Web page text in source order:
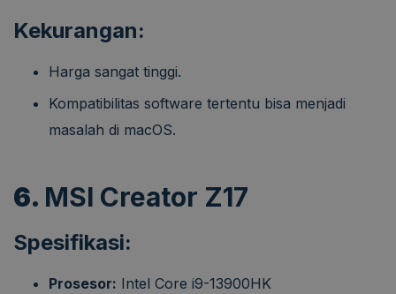
Kekurangan:
Harga sangat tinggi.
Kompatibilitas software tertentu bisa menjadi
masalah di macOS.
6. MSI Creator Z17
Spesifikasi:
Prosesor: Intel Core i9-13900HK